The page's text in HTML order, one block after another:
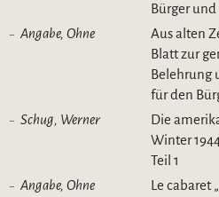
Bürger
Angabe, Ohne
Aus alten
Blatt zur
Belehrung
für den
Schug, Werner
Die
Winter
Teil 1
Angabe, Ohne
Le cabaret